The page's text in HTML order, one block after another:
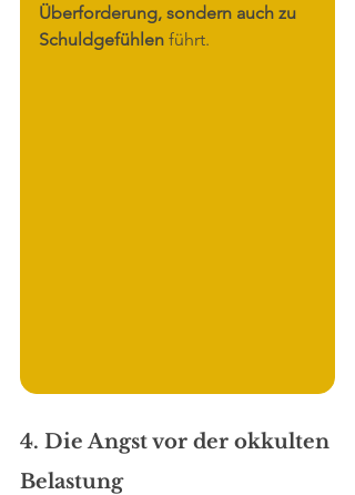
Überforderung, sondern auch zu
Schuldgefühlen führt.
4. Die Angst vor der okkulten
Belastung